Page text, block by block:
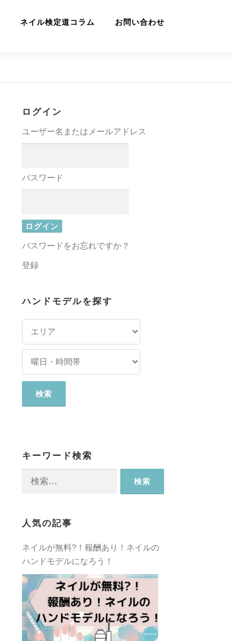
ネイル検定道コラム お問い合わせ
ログイン
ユーザー名またはメールアドレス
パスワード
パスワードをお忘れですか？
登録
ハンドモデルを探す
キーワード検索
人気の記事
ネイルが無料?！報酬あり！ネイルの
ハンドモデルになろう！